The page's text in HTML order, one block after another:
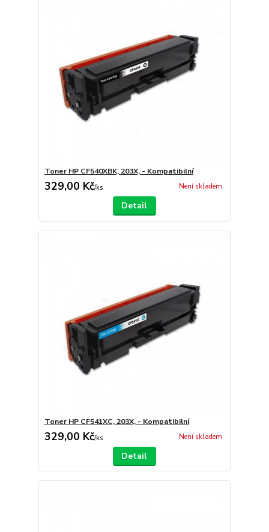
Toner HP CF540XBK, 203X, - Kompatibilní
329,00 Kč/ks Není skladem
Detail
Toner HP CF541XC, 203X, - Kompatibilní
329,00 Kč/ks Není skladem
Detail